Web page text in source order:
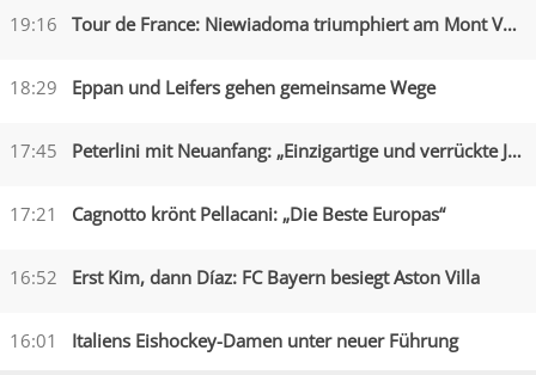
19:16 Tour de France: Niewiadoma triumphiert am Mont Ventoux
18:29 Eppan und Leifers gehen gemeinsame Wege
17:45 Peterlini mit Neuanfang: „Einzigartige und verrückte Jahre“
17:21 Cagnotto krönt Pellacani: „Die Beste Europas“
16:52 Erst Kim, dann Díaz: FC Bayern besiegt Aston Villa
16:01 Italiens Eishockey-Damen unter neuer Führung